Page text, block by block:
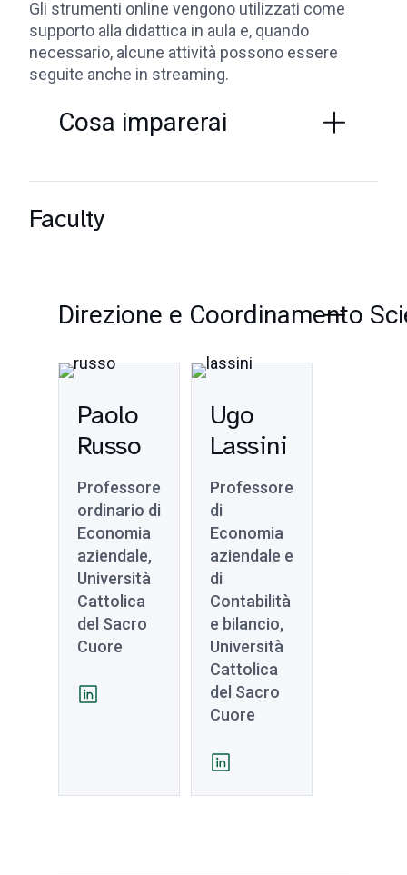
Gli strumenti online vengono utilizzati come
supporto alla didattica in aula e, quando
necessario, alcune attività possono essere
seguite anche in streaming.
Cosa imparerai
Faculty
Direzione e Coordinamento
Paolo
Russo
Professore
ordinario di
Economia
aziendale,
Università
Cattolica
del Sacro
Cuore
Ugo
Lassini
Professore
di
Economia
aziendale e
di
Contabilità
e bilancio,
Università
Cattolica
del Sacro
Cuore